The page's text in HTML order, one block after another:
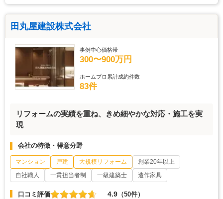
田丸屋建設株式会社
事例中心価格帯
300〜900万円
ホームプロ累計成約件数
83件
リフォームの実績を重ね、きめ細やかな対応・施工を実
現
会社の特徴・得意分野
マンション 戸建 大規模リフォーム
創業20年以上
自社職人
一貫担当者制 一級建築士 造作家具
口コミ評価 4.9 （50件）